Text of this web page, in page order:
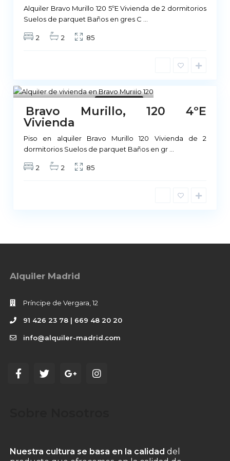
Alquiler Bravo Murillo 120 5ºE Vivienda de 2 dormitorios
Suelos de parquet Baños en gres C ...
2 2 85
1
Madrid
Bravo Murillo, 120 4ºE
Vivienda
Piso en alquiler Bravo Murillo 120 Vivienda de 2
dormitorios Suelos de parquet Baños en gr ...
2 2 85
Alquiler Madrid
Príncipe de Vergara, 12
91 426 23 78 | 669 48 20 20
info@alquiler-madrid.com
Nuestra cultura se basa en la calidad del